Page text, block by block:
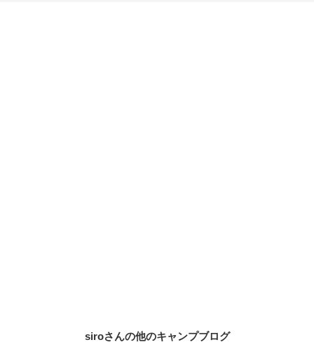
siroさんの他のキャンプブログ